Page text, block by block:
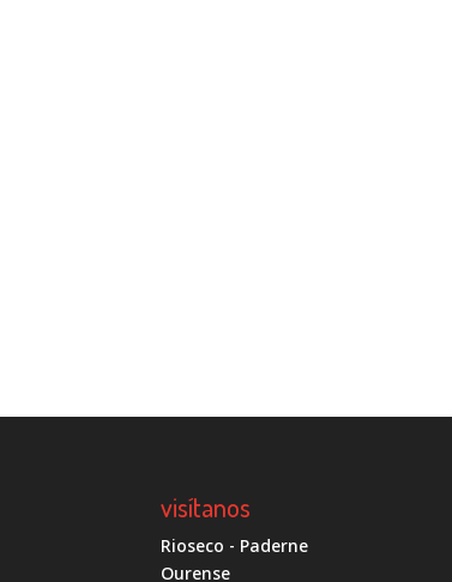
visítanos
Rioseco - Paderne
Ourense